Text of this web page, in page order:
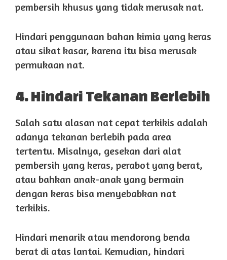
pembersih khusus yang tidak merusak nat.
Hindari penggunaan bahan kimia yang keras
atau sikat kasar, karena itu bisa merusak
permukaan nat.
4. Hindari Tekanan Berlebih
Salah satu alasan nat cepat terkikis adalah
adanya tekanan berlebih pada area
tertentu. Misalnya, gesekan dari alat
pembersih yang keras, perabot yang berat,
atau bahkan anak-anak yang bermain
dengan keras bisa menyebabkan nat
terkikis.
Hindari menarik atau mendorong benda
berat di atas lantai. Kemudian, hindari